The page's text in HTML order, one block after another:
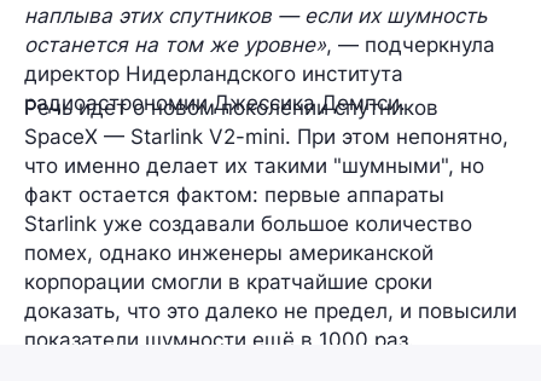
наплыва этих спутников — если их шумность
останется на том же уровне», — подчеркнула
директор Нидерландского института
радиоастрономии Джессика Демпси.
Речь идет о новом поколении спутников
SpaceX — Starlink V2-mini. При этом непонятно,
что именно делает их такими "шумными", но
факт остается фактом: первые аппараты
Starlink уже создавали большое количество
помех, однако инженеры американской
корпорации смогли в кратчайшие сроки
доказать, что это далеко не предел, и повысили
показатели шумности ещё в 1000 раз